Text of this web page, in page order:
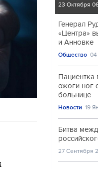
23 Октября
Генерал
«Центра»
и Анновке
Общество 04
Пациентка
ожоги ног
больнице
Новости 19
Битва
27 Сентября